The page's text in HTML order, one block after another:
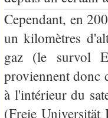
Cependant, en
un kilomètres
gaz (le survol
proviennent donc
à l'intérieur du
(Freie Universität